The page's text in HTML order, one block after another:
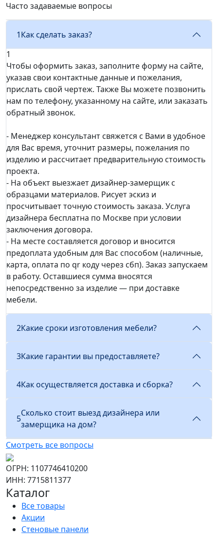
Часто задаваемые вопросы
1Как сделать заказ?
1
Чтобы оформить заказ, заполните форму на сайте,
указав свои контактные данные и пожелания,
прислать свой чертеж. Также Вы можете позвонить
нам по телефону, указанному на сайте, или заказать
обратный звонок.
- Менеджер консультант свяжется с Вами в удобное
для Вас время, уточнит размеры, пожелания по
изделию и рассчитает предварительную стоимость
проекта.
- На объект выезжает дизайнер-замерщик с
образцами материалов. Рисует эскиз и
просчитывает точную стоимость заказа. Услуга
дизайнера бесплатна по Москве при условии
заключения договора.
- На месте составляется договор и вносится
предоплата удобным для Вас способом (наличные,
карта, оплата по qr коду через сбп). Заказ запускаем
в работу. Оставшиеся сумма вносятся
непосредственно за изделие — при доставке
мебели.
2Какие сроки изготовления мебели?
3Какие гарантии вы предоставляете?
4Как осуществляется доставка и сборка?
5
Сколько стоит выезд дизайнера или
замерщика на дом?
Смотреть все вопросы
ОГРН: 1107746410200
ИНН: 7715811377
Каталог
Все товары
Акции
Стеновые панели